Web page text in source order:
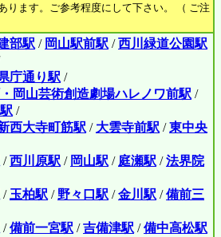
ます。ご参考程度にして下さい。 （ ご注
部駅 / 岡山駅前駅 /西川緑道公園駅
庁通り駅 /
岡山芸術創造劇場ハレノワ前駅 /
/
西大寺町筋駅 / 大雲寺前駅 /東中央
/西川原駅 / 岡山駅 / 庭瀬駅 /法界院
/ 玉柏駅 / 野々口駅 /金川駅 /備前三
/備前一宮駅 /吉備津駅 /備中高松駅